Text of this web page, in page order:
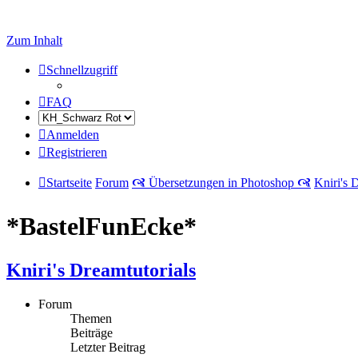
Zum Inhalt
Schnellzugriff
FAQ
Anmelden
Registrieren
Startseite Forum 🙧 Übersetzungen in Photoshop 🙧 Kniri's
*BastelFunEcke*
Kniri's Dreamtutorials
Forum
Themen
Beiträge
Letzter Beitrag